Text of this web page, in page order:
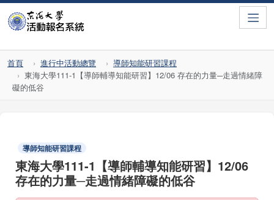
首頁 進行中活動總覽
導師知能研習課程
東海大學111-1【導師輔導知能研習】12/06 存在的力量─走過情緒障
礙的低谷
導師知能研習課程
東海大學111-1【導師輔導知能研習】12/06
存在的力量─走過情緒障礙的低谷